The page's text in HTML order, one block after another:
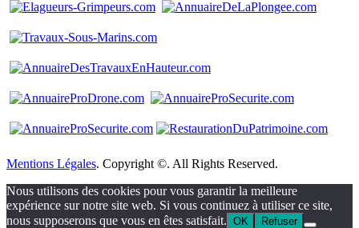
Mentions Légales. Copyright ©. All Rights Reserved.
Nous utilisons des cookies pour vous garantir la meilleure
expérience sur notre site web. Si vous continuez à utiliser ce site,
nous supposerons que vous en êtes satisfait. OK Refuser